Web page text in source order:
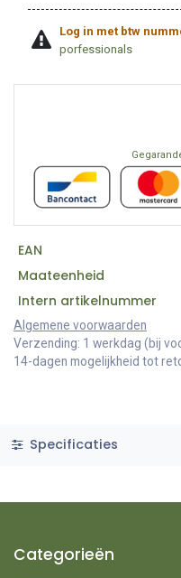
Log in met btw
porfessionals
EAN
Maateenheid
Intern artikelnummer
Algemene voorwaarden
Verzending: 1 werkdag (bij
14-dagen mogelijkheid tot
Specificaties
Categorieën